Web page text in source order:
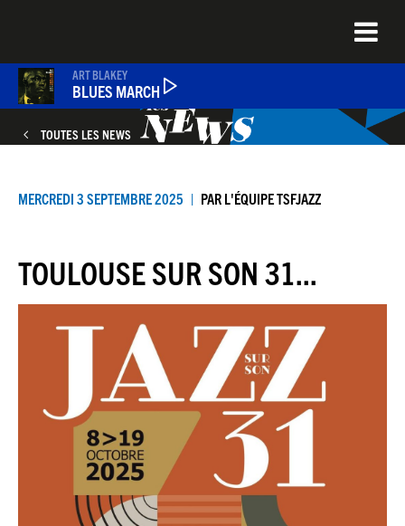
principal
PODCASTS
NEWS
QUEL ÉTAIT CE TITRE ?
JEU DU JOUR
JAZZENDA
ESPACEPREMIUM
ART BLAKEY
BLUES MARCH
TOUTES LES NEWS
MERCREDI 3 SEPTEMBRE 2025 PAR L'ÉQUIPE TSFJAZZ
TOULOUSE SUR SON 31...